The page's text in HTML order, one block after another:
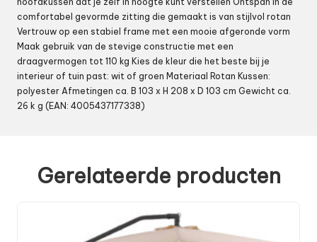
comfortabel gevormde zitting die gemaakt is van stijlvol rotan
Vertrouw op een stabiel frame met een mooie afgeronde vorm
Maak gebruik van de stevige constructie met een
draagvermogen tot 110 kg Kies de kleur die het beste bij je
interieur of tuin past: wit of groen Materiaal Rotan Kussen:
polyester Afmetingen ca. B 103 x H 208 x D 103 cm Gewicht ca.
26 k g (EAN: 4005437177338)
Gerelateerde producten